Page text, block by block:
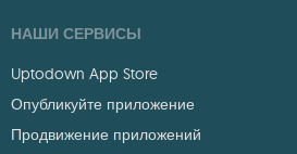
НАШИ СЕРВИСЫ
Uptodown App Store
Опубликуйте приложение
Продвижение приложений